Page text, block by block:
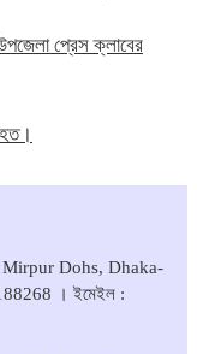
প্রেস ক্লাবের
Dohs, Dhaka-
। ইমেইল :